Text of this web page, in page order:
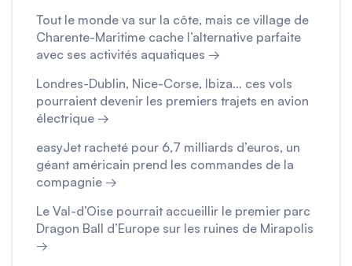
Tout le monde va sur la côte, mais ce village de
Charente-Maritime cache l’alternative parfaite
avec ses activités aquatiques →
Londres-Dublin, Nice-Corse, Ibiza… ces vols
pourraient devenir les premiers trajets en avion
électrique →
easyJet racheté pour 6,7 milliards d’euros, un
géant américain prend les commandes de la
compagnie →
Le Val-d’Oise pourrait accueillir le premier parc
Dragon Ball d’Europe sur les ruines de Mirapolis
→